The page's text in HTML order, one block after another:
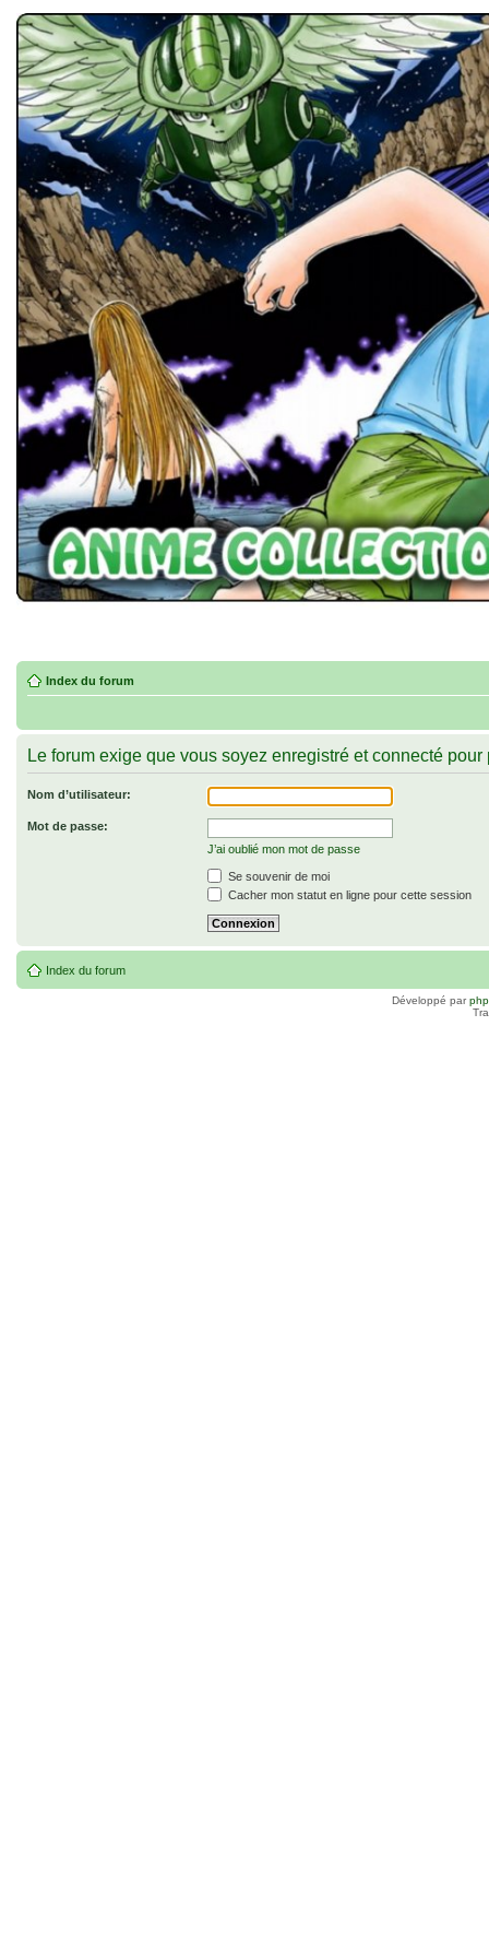
Index du forum
Le forum exige que vous soyez enregistré et connecté
Nom d’utilisateur:
Mot de passe:
J’ai oublié mon mot de passe
Se souvenir de moi
Cacher mon statut en ligne pour cette session
Index du forum
Développé par